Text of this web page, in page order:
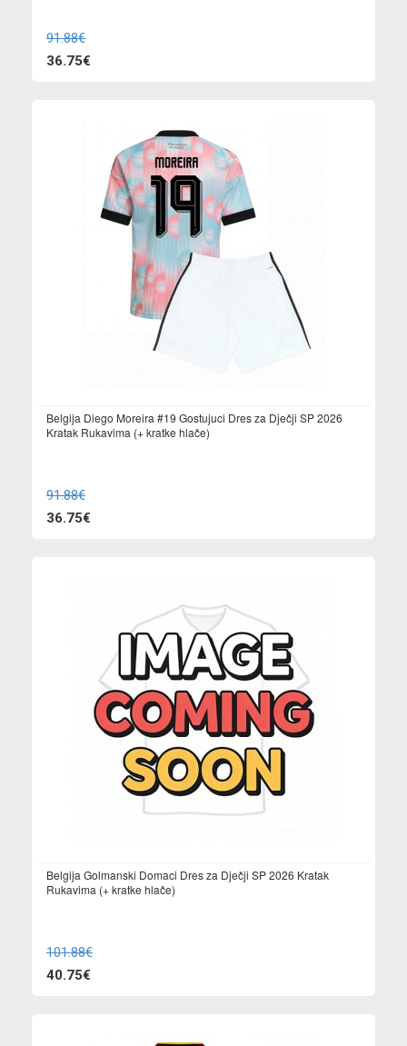
91.88€
36.75€
Belgija Diego Moreira #19 Gostujuci Dres za Dječji SP 2026
Kratak Rukavima (+ kratke hlače)
91.88€
36.75€
Belgija Golmanski Domaci Dres za Dječji SP 2026 Kratak
Rukavima (+ kratke hlače)
101.88€
40.75€